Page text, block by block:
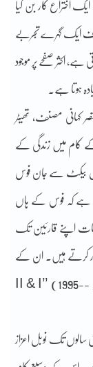
اختراع کار بن گیا
ایک گہرے تجربے
اکثر صفحے پر موجود
ہوتا ہے۔
کہانی مصنف، تھیٹر
کے کام میں زندگی کے
بیکٹ سے جان فوس
ہے کہ فوس کے ہاں
اپنے قارئین تک
کرتے ہیں۔ ان کے
کچھ بڑے کاموں میں ”بوتھ ہاؤس” (1989) اور‘‘ میلانکولی -II & I’’ (1995-
سالوں تک نوبل اعزاز